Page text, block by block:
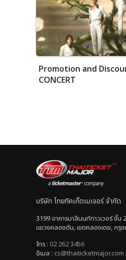
Promotion and
CONCERT
บริษัท ไทยทิคเก็ตเมเจอร์ จำกัด
3199 อาคารมาลีนนท์ทาวเวอร์ ชั้น
แขวงคลองตัน, เขตคลองเตย, กรุ
โทร : 02 262 3456
อีเมล : cs@thaiticketmajor.com